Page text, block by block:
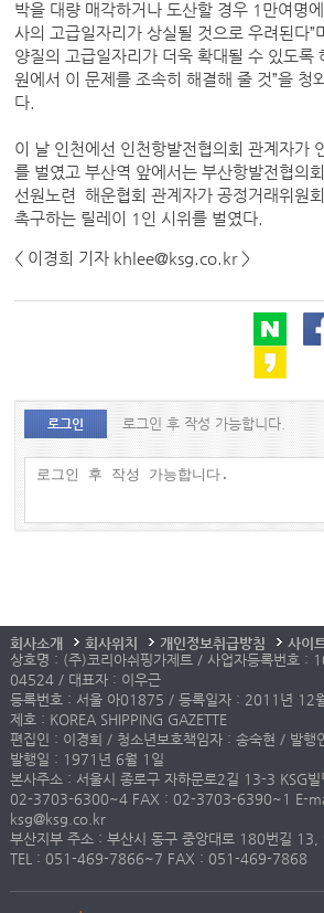
박을 대량 매각하거나 도산할 경우 1만여명
사의 고급일자리가 상실될 것으로 우려된다”
양질의 고급일자리가 더욱 확대될 수 있도록
원에서 이 문제를 조속히 해결해 줄 것”을 청
다.
이 날 인천에선 인천항발전협의회 관계자가
를 벌였고 부산역 앞에서는 부산항발전협의
선원노련 해운협회 관계자가 공정거래위원
촉구하는 릴레이 1인 시위를 벌였다.
< 이경희 기자 khlee@ksg.co.kr >
로그인
로그인 후 작성 가능합니다.
회사소개 회사위치 개인정보취급방침
사이
상호명 : (주)코리아쉬핑가제트 / 사업자등록번호 :
04524 / 대표자 : 이우근
등록번호 : 서울 아01875 / 등록일자 : 2011년 12
제호 : KOREA SHIPPING GAZETTE
편집인 : 이경희 / 청소년보호책임자 : 송숙현 / 발행
발행일 : 1971년 6월 1일
본사주소 : 서울시 종로구 자하문로2길 13-3 KSG빌
02-3703-6300~4 FAX : 02-3703-6390~1 E-
ksg@ksg.co.kr
부산지부 주소 : 부산시 동구 중앙대로 180번길
TEL : 051-469-7866~7 FAX : 051-469-7868